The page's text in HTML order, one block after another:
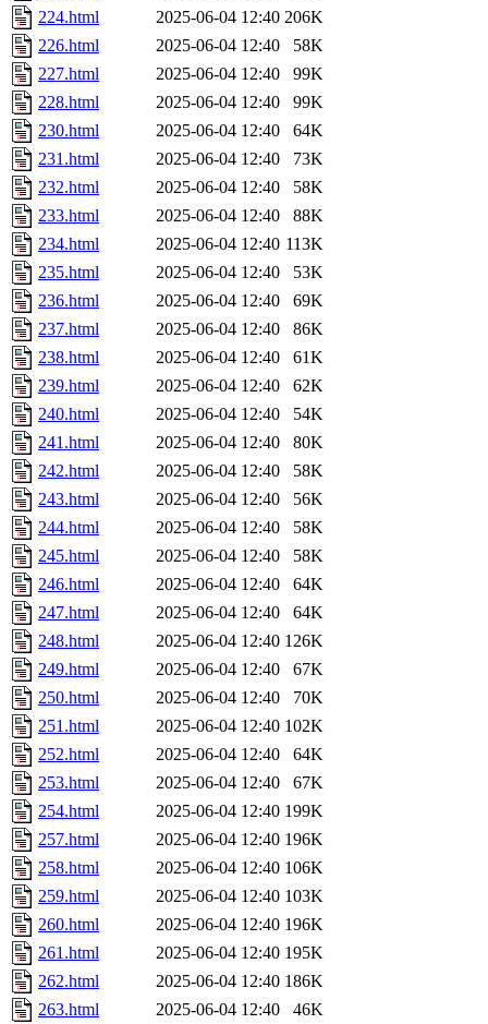
224.html
2025-06-04 12:40 206K
226.html
2025-06-04 12:40
58K
227.html
2025-06-04 12:40
99K
228.html
2025-06-04 12:40
99K
230.html
2025-06-04 12:40
64K
231.html
2025-06-04 12:40
73K
232.html
2025-06-04 12:40
58K
233.html
2025-06-04 12:40
88K
234.html
2025-06-04 12:40 113K
235.html
2025-06-04 12:40
53K
236.html
2025-06-04 12:40
69K
237.html
2025-06-04 12:40
86K
238.html
2025-06-04 12:40
61K
239.html
2025-06-04 12:40
62K
240.html
2025-06-04 12:40
54K
241.html
2025-06-04 12:40
80K
242.html
2025-06-04 12:40
58K
243.html
2025-06-04 12:40
56K
244.html
2025-06-04 12:40
58K
245.html
2025-06-04 12:40
58K
246.html
2025-06-04 12:40
64K
247.html
2025-06-04 12:40
64K
248.html
2025-06-04 12:40 126K
249.html
2025-06-04 12:40
67K
250.html
2025-06-04 12:40
70K
251.html
2025-06-04 12:40 102K
252.html
2025-06-04 12:40
64K
253.html
2025-06-04 12:40
67K
254.html
2025-06-04 12:40 199K
257.html
2025-06-04 12:40 196K
258.html
2025-06-04 12:40 106K
259.html
2025-06-04 12:40 103K
260.html
2025-06-04 12:40 196K
261.html
2025-06-04 12:40 195K
262.html
2025-06-04 12:40 186K
263.html
2025-06-04 12:40
46K